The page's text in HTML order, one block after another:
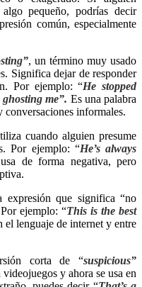
pequeño, podrías decir
común, especialmente
, un término muy usado
Significa dejar de responder
Por ejemplo: “He stopped
me”. Es una palabra
conversaciones informales.
cuando alguien presume
Por ejemplo: “He’s always
de forma negativa, pero
expresión que significa “no
ejemplo: “This is the best
el lenguaje de internet y entre
corta de “suspicious”
y ahora se usa en